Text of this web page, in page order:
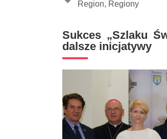
Region, Regiony
Sukces „Szlaku
dalsze inicjatywy